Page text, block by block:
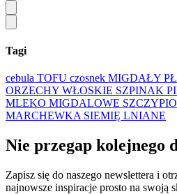
Tagi
cebula TOFU czosnek MIGDAŁY
ORZECHY WŁOSKIE SZPINAK
MLEKO MIGDALOWE
MARCHEWKA SIEMIĘ LNIANE
Nie przegap kolejnego
Zapisz się do naszego newslettera i
najnowsze inspiracje prosto na swoją